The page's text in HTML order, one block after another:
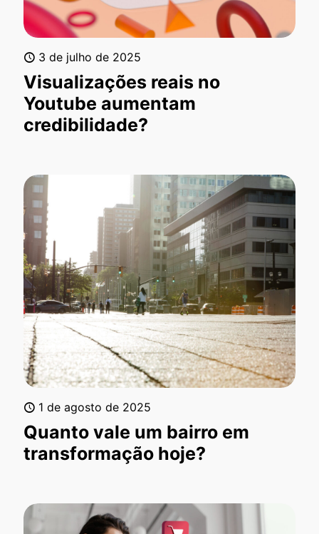
3 de julho de 2025
Visualizações reais no
Youtube aumentam
credibilidade?
1 de agosto de 2025
Quanto vale um bairro em
transformação hoje?